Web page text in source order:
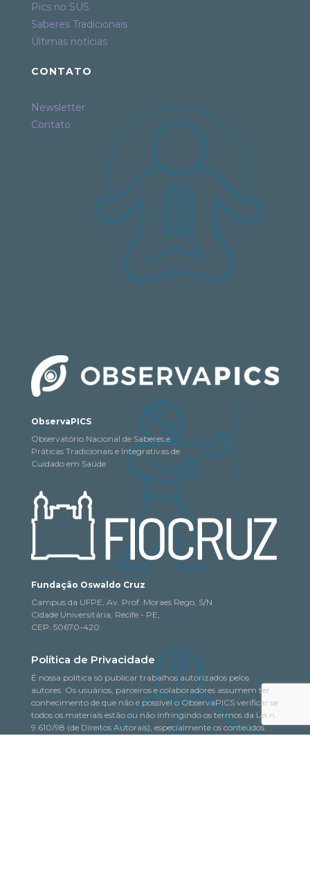
Pics no SUS
Saberes Tradicionais
Últimas notícias
CONTATO
Newsletter
Contato
ObservaPICS
Observatório Nacional de Saberes e
Práticas Tradicionais e Integrativas de
Cuidado em Saúde
Fundação Oswaldo Cruz
Campus da UFPE, Av. Prof. Moraes Rego, S/N
Cidade Universitária, Recife - PE,
CEP: 50670-420
Política de Privacidade
É nossa política só publicar trabalhos autorizados pelos
autores. Os usuários, parceiros e colaboradores assumem ter
conhecimento de que não é possível o ObservaPICS verificar se
todos os materiais estão ou não infringindo os termos da Lei n.
9.610/98 (de Direitos Autorais), especialmente os conteúdos